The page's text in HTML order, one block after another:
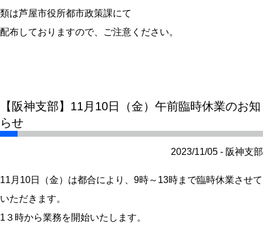
類は芦屋市役所都市政策課にて
配布しておりますので、ご注意ください。
【阪神支部】11月10日（金）午前臨時休業のお知
らせ
2023/11/05 - 阪神支部
11月10日（金）は都合により、9時～13時まで臨時休業させて
いただきます。
1３時から業務を開始いたします。